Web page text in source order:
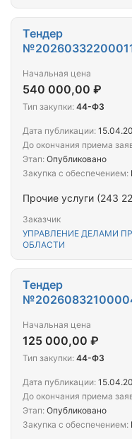
Прочие услуги (243
Заказчик
УПРАВЛЕНИЕ ДЕЛАМИ
ОБЛАСТИ
Тендер
Начальная цена
540 000,00 ₽
Тип закупки: 44-ФЗ
Дата публикации:
До окончания приема
Этап: Опубликовано
Закупка с обеспечением:
Тендер
Начальная цена
125 000,00 ₽
Тип закупки: 44-ФЗ
Дата публикации:
До окончания приема
Этап: Опубликовано
Закупка с обеспечением: